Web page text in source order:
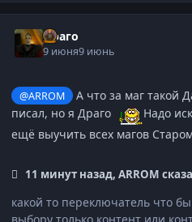
Драго
9 июня9 июнь
@ARROM А что за маг такой
писал, но я Драго
Надо
ещё выучить всех магов
11 минут назад, ARROM
какой то переключатель что